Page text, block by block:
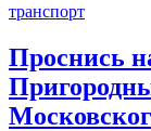
транспорт
Проснись